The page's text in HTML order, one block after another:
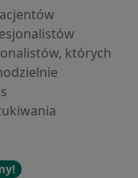
których